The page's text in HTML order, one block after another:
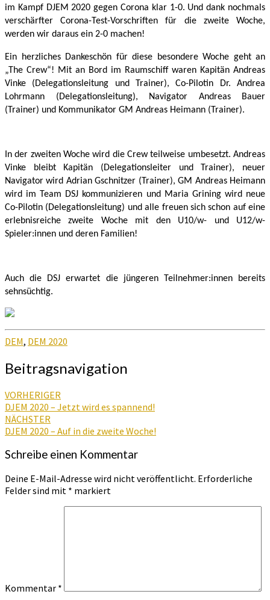
im Kampf DJEM 2020 gegen Corona klar 1-0. Und dank nochmals
verschärfter Corona-Test-Vorschriften für die zweite Woche,
werden wir daraus ein 2-0 machen!
Ein herzliches Dankeschön für diese besondere Woche geht an
„The Crew“! Mit an Bord im Raumschiff waren Kapitän Andreas
Vinke (Delegationsleitung und Trainer), Co-Pilotin Dr. Andrea
Lohrmann (Delegationsleitung), Navigator Andreas Bauer
(Trainer) und Kommunikator GM Andreas Heimann (Trainer).
In der zweiten Woche wird die Crew teilweise umbesetzt. Andreas
Vinke bleibt Kapitän (Delegationsleiter und Trainer), neuer
Navigator wird Adrian Gschnitzer (Trainer), GM Andreas Heimann
wird im Team DSJ kommunizieren und Maria Grining wird neue
Co-Pilotin (Delegationsleitung) und alle freuen sich schon auf eine
erlebnisreiche zweite Woche mit den U10/w- und U12/w-
Spieler:innen und deren Familien!
Auch die DSJ erwartet die jüngeren Teilnehmer:innen bereits
sehnsüchtig.
DEM, DEM 2020
Beitragsnavigation
VORHERIGER
DJEM 2020 – Jetzt wird es spannend!
NÄCHSTER
DJEM 2020 – Auf in die zweite Woche!
Schreibe einen Kommentar
Deine E-Mail-Adresse wird nicht veröffentlicht. Erforderliche
Felder sind mit * markiert
Kommentar *